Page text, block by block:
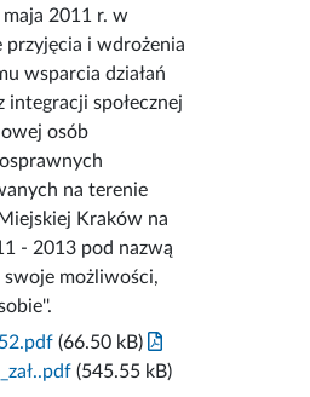
2011 r. w
przyjęcia i wdrożenia
wsparcia działań
integracji społecznej
osób
na terenie
Kraków na
- 2013 pod nazwą
swoje możliwości,
(66.50 kB)
(545.55 kB)